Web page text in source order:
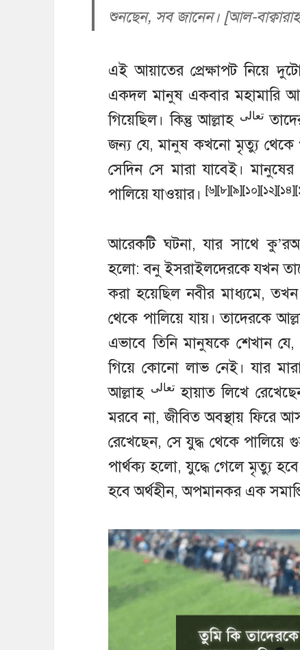
শুনছেন, সব জানেন। [আল-
এই আয়াতের প্রেক্ষাপট নিয়ে
একদল মানুষ একবার মহামারি
গিয়েছিল। কিন্তু আল্লাহ تعالى
জন্য যে, মানুষ কখনো মৃত্যু থেকে
সেদিন সে মারা যাবেই।
পালিয়ে যাওয়ার।
আরেকটি ঘটনা, যার সাথে
হলো: বনু ইসরাইলদেরকে যখন
করা হয়েছিল নবীর মাধ্যমে,
থেকে পালিয়ে যায়। তাদেরকে
এভাবে তিনি মানুষকে শেখান যে,
গিয়ে কোনো লাভ নেই। যার
আল্লাহ تعالىহায়াত লিখে
মরবে না, জীবিত অবস্থায় ফিরে
রেখেছেন, সে যুদ্ধ থেকে পালিয়ে
পার্থক্য হলো, যুদ্ধে গেলে মৃত্যু
হবে অর্থহীন, অপমানকর এক